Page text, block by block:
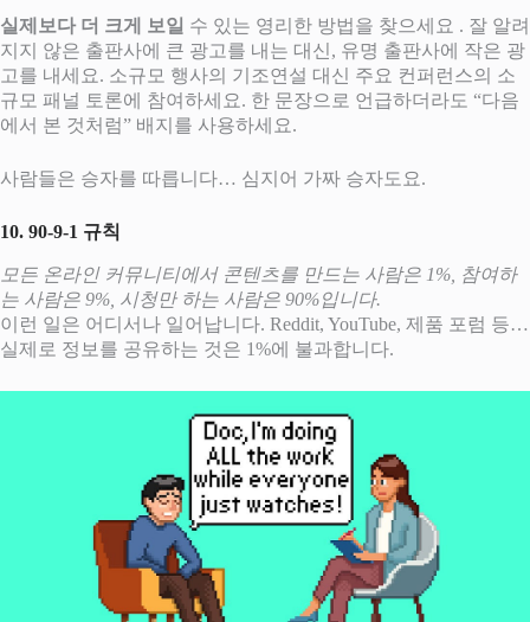
실제보다 더 크게 보일 수 있는 영리한 방법을 찾으세요 . 잘 알려
지지 않은 출판사에 큰 광고를 내는 대신, 유명 출판사에 작은 광
고를 내세요. 소규모 행사의 기조연설 대신 주요 컨퍼런스의 소
규모 패널 토론에 참여하세요. 한 문장으로 언급하더라도 “다음
에서 본 것처럼” 배지를 사용하세요.
사람들은 승자를 따릅니다… 심지어 가짜 승자도요.
10. 90-9-1 규칙
모든 온라인 커뮤니티에서 콘텐츠를 만드는 사람은 1%, 참여하
는 사람은 9%, 시청만 하는 사람은 90%입니다.
이런 일은 어디서나 일어납니다. Reddit, YouTube, 제품 포럼 등…
실제로 정보를 공유하는 것은 1%에 불과합니다.